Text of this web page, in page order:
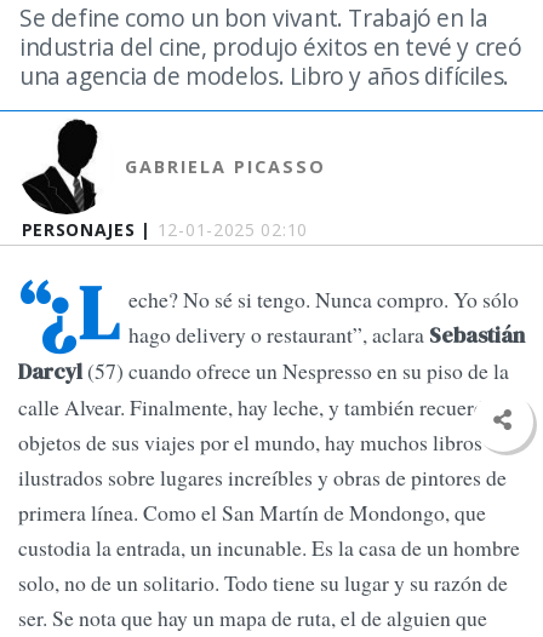
PERSONAJES | 12-01-2025 02:10
Se define como un bon vivant. Trabajó en la
industria del cine, produjo éxitos en tevé y creó
una agencia de modelos. Libro y años difíciles.
GABRIELA PICASSO
“¿L eche? No sé si tengo. Nunca compro. Yo sólo
hago delivery o restaurant”, aclara Sebastián
Darcyl(57) cuando ofrece un Nespresso en su piso de la
calle Alvear. Finalmente, hay leche, y también recuerdos y
objetos de sus viajes por el mundo, hay muchos libros
ilustrados sobre lugares increíbles y obras de pintores de
primera línea. Como el San Martín de Mondongo, que
custodia la entrada, un incunable. Es la casa de un hombre
solo, no de un solitario. Todo tiene su lugar y su razón de
ser. Se nota que hay un mapa de ruta, el de alguien que